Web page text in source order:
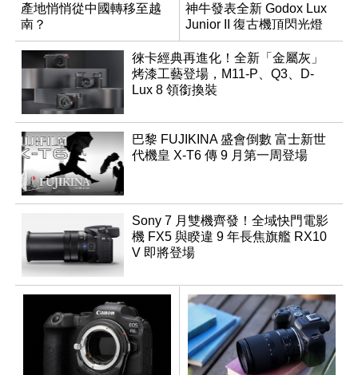
產地悄悄從中國轉移至越
南？
神牛發表全新 Godox Lux
Junior II 復古機頂閃光燈
徠卡經典再進化！全新「金屬灰」
烤漆工藝登場，M11-P、Q3、D-
Lux 8 領銜換裝
巴黎 FUJIKINA 盛會倒數 富士新世
代機皇 X-T6 傳 9 月第一周登場
Sony 7 月雙機齊發！全域快門電影
機 FX5 與睽違 9 年長焦旗艦 RX10
V 即將登場